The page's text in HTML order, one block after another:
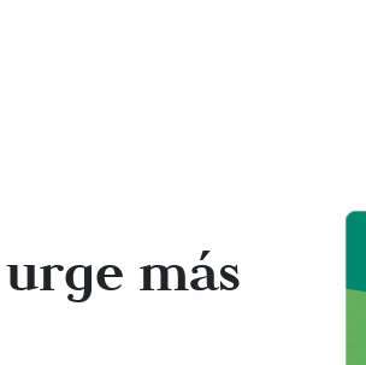
más